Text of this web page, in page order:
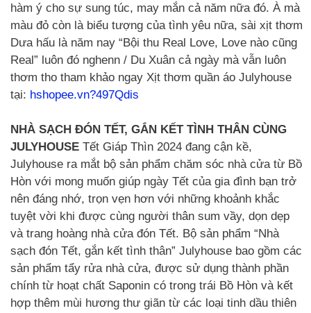
hàm ý cho sự sung túc, may mắn cả năm nữa đó. À mà
màu đỏ còn là biểu tượng của tình yêu nữa, sài xịt thơm
Dưa hấu là năm nay “Bội thu Real Love, Love nào cũng
Real” luôn đó nghenn / Du Xuân cả ngày mà vẫn luôn
thơm tho tham khảo ngay Xịt thơm quần áo Julyhouse
tại: hshopee.vn?497Qdis
NHÀ SẠCH ĐÓN TẾT, GẮN KẾT TÌNH THÂN CÙNG
JULYHOUSE Tết Giáp Thìn 2024 đang cận kề,
Julyhouse ra mắt bộ sản phẩm chăm sóc nhà cửa từ Bồ
Hòn với mong muốn giúp ngày Tết của gia đình bạn trở
nên đáng nhớ, trọn vẹn hơn với những khoảnh khắc
tuyệt vời khi được cùng người thân sum vầy, dọn dẹp
và trang hoàng nhà cửa đón Tết. Bộ sản phẩm “Nhà
sạch đón Tết, gắn kết tình thân” Julyhouse bao gồm các
sản phẩm tẩy rửa nhà cửa, được sử dụng thành phần
chính từ hoạt chất Saponin có trong trái Bồ Hòn và kết
hợp thêm mùi hương thư giãn từ các loại tinh dầu thiên